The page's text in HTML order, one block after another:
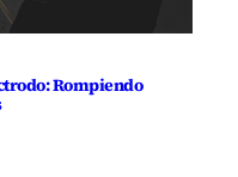
Rompiendo